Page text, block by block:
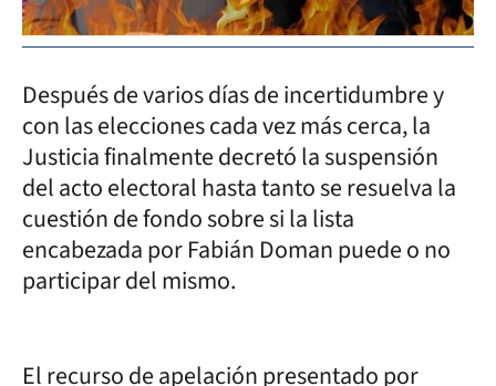
Después de varios días de incertidumbre y
con las elecciones cada vez más cerca, la
Justicia finalmente decretó la suspensión
del acto electoral hasta tanto se resuelva la
cuestión de fondo sobre si la lista
encabezada por Fabián Doman puede o no
participar del mismo.
El recurso de apelación presentado por